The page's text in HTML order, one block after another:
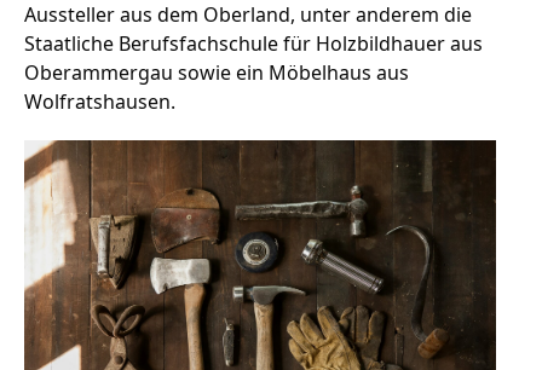
Unternehmen
Das geheime Geräusch
Wandern
Fotobox
Amphibienschutz
Team
Programm
Service
Nachgehört
Podcast
Newsletter
Handwerker
Aussteller aus dem Oberland, unter anderem die
Staatliche Berufsfachschule für Holzbildhauer aus
Oberammergau sowie ein Möbelhaus aus
Wolfratshausen.